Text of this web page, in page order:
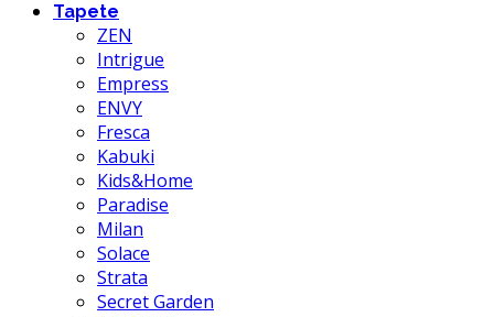
Tapete
ZEN
Intrigue
Empress
ENVY
Fresca
Kabuki
Kids&Home
Paradise
Milan
Solace
Strata
Secret Garden